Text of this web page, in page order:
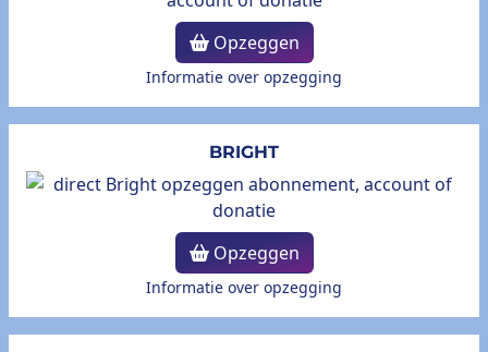
Opzeggen
Informatie over opzegging
BRIGHT
Opzeggen
Informatie over opzegging